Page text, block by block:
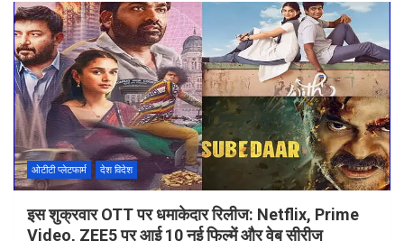
ओटीटी प्लेटफार्म देश विदेश
इस शुक्रवार OTT पर धमाकेदार रिलीज: Netflix, Prime
Video, ZEE5 पर आई 10 नई फिल्में और वेब सीरीज